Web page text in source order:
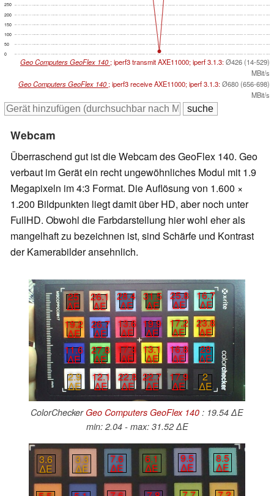
0
50
100
150
200
250
Geo Computers GeoFlex 140 ; iperf3 transmit AXE11000; iperf 3.1.3:Ø426 (14-529)
MBit/s
Geo Computers GeoFlex 140 ; iperf3 receive AXE11000; iperf 3.1.3:Ø680 (656-698)
MBit/s
Webcam
Überraschend gut ist die Webcam des GeoFlex 140. Geo
verbaut im Gerät ein recht ungewöhnliches Modul mit 1.9
Megapixeln im 4:3 Format. Die Auflösung von 1.600 ×
1.200 Bildpunkten liegt damit über HD, aber noch unter
FullHD. Obwohl die Farbdarstellung hier wohl eher als
mangelhaft zu bezeichnen ist, sind Schärfe und Kontrast
der Kamerabilder ansehnlich.
25
∆E
26.1
∆E
28.4
∆E
31.5
∆E
25.8
∆E
16.7
∆E
19.2
∆E
26.7
∆E
13.6
∆E
19.9
∆E
17.2
∆E
23.8
∆E
11.6
∆E
27.8
∆E
17.3
∆E
13.1
∆E
16.8
∆E
28
∆E
2.9
∆E
12.1
∆E
22.8
∆E
22.7
∆E
17.9
∆E
2
∆E
ColorChecker Geo Computers GeoFlex 140 : 19.54 ∆E
min: 2.04 - max: 31.52 ∆E
3.6
∆E
3.3
∆E
7.6
∆E
6.1
∆E
9.5
∆E
8.5
∆E